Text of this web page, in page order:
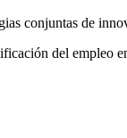
conjuntas de
del empleo